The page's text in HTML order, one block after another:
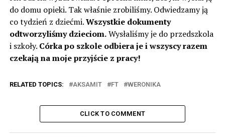
do domu opieki. Tak właśnie zrobiliśmy. Odwiedzamy ją
co tydzień z dziećmi.Wszystkie dokumenty
odtworzyliśmy dzieciom.Wysłaliśmy je do przedszkola
i szkoły. Córka po szkole odbiera je i wszyscy razem
czekają na moje przyjście z pracy!
RELATED TOPICS: AKSAMIT FT WERONIKA
CLICK TO COMMENT